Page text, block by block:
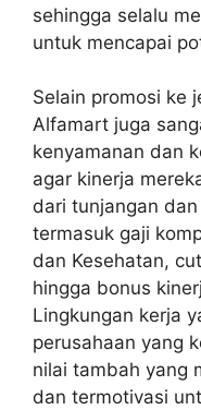
sehingga selalu
untuk mencapai
Selain promosi ke
Alfamart juga
kenyamanan dan
agar kinerja
dari tunjangan
termasuk gaji
dan Kesehatan,
hingga bonus
Lingkungan kerja
perusahaan yang
nilai tambah yang
dan termotivasi